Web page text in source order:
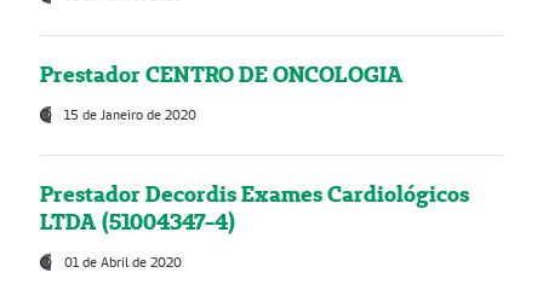
Prestador CENTRO DE ONCOLOGIA
15 de Janeiro de 2020
Prestador Decordis Exames Cardiológicos
LTDA (51004347-4)
01 de Abril de 2020